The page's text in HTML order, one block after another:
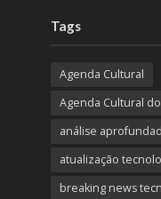
Tags
Agenda Cultural
Agenda Cultural
análise
atualização
breaking news